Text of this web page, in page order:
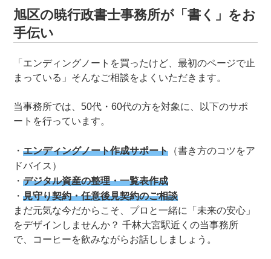
旭区の暁行政書士事務所が「書く」をお
手伝い
「エンディングノートを買ったけど、最初のページで止
まっている」そんなご相談をよくいただきます。
当事務所では、50代・60代の方を対象に、以下のサポ
ートを行っています。
エンディングノート作成サポート （書き方のコツをア
ドバイス）
デジタル資産の整理・一覧表作成
見守り契約・任意後見契約のご相談
まだ元気な今だからこそ、プロと一緒に「未来の安心」
をデザインしませんか？ 千林大宮駅近くの当事務所
で、コーヒーを飲みながらお話ししましょう。